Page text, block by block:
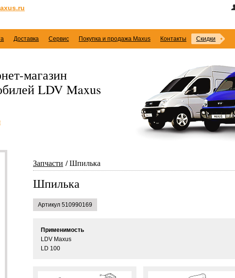
Доставка Сервис Покупка и продажа Maxus Контакты Скидки
магазин
LDV Maxus
Запчасти Шпилька
Шпилька
Артикул 510990169
Применимость
LDV Maxus
LD 100